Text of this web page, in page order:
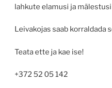
lahkute elamusi ja
Leivakojas saab korraldada
Teata ette ja kae ise!
+372 52 05 142